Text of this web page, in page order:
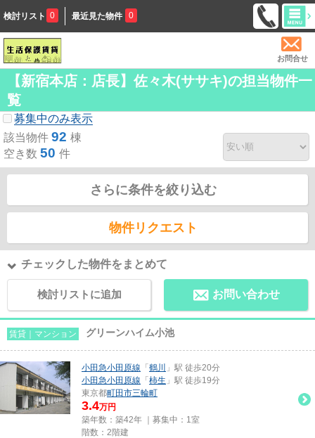
検討リスト 0 最近見た物件 0
お問合せ
【新宿本店：店長】佐々木(ササキ)の担当物件一
覧
募集中のみ表示
該当物件 92 棟
空き数 50 件
さらに条件を絞り込む
物件リクエスト
チェックした物件をまとめて
検討リストに追加 お問い合わせ
賃貸｜マンション グリーンハイム小池
小田急小田原線 「 鶴川
」駅 徒歩20分
小田急小田原線 「 柿生 」駅 徒歩19分
東京都町田市三輪町
3.4万円
築年数：築42年 ｜募集中： 1室
階数：2階建